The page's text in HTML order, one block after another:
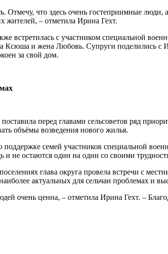
Отмечу, что здесь очень гостеприимные
жителей, – отметила Ирина Гехт.
встретилась с участником специальной
Ксюша и жена Любовь. Супруги поделились с
за свой дом.
перед главами сельсоветов ряд
объёмы возведения нового жилья.
семей участников специальной
не остаются один на один со своими
глава округа провела встречи с
актуальных для сельчан проблемах и
очень ценна, – отметила Ирина Гехт. –